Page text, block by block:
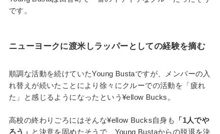
です。
ニューヨークに渡米しラッパーとしての経験を摘む
順調な活動を続けていたYoung Bustaですが、メンバーの入
れ替えが続いたことにより徐々にクルーでの活動を「疲れ
た」と感じるようになったという¥ellow Bucks。
高校の終わりごろにはそんな¥ellow Bucks自身も
「1人でや
ろう」 と決意を固めたそうで、Young Bustaからの脱退を決